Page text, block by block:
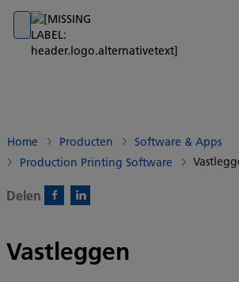
Go to banner
Go to content
Go to footer
Home Producten
Software & Apps
Production Printing Software
Delen
Vastleggen